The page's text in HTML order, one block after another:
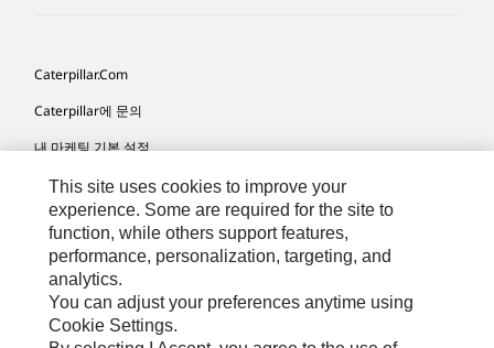
Caterpillar.com
Caterpillar에 문의
내 마케팅 기본 설정
사이트 맵
Cookie Settings
법적 고지
개인정보취급방침
위치정보 이용약관
This site uses cookies to improve your
experience. Some are required for the site to
function, while others support features,
performance, personalization, targeting, and
analytics.
You can adjust your preferences anytime using
Cookie Settings.